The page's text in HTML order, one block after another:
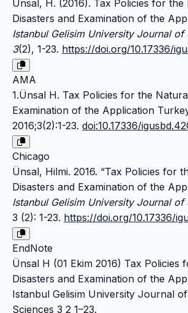
Ünsal, H. (2016). Tax Policies for the
Disasters and Examination of the
Istanbul Gelisim University Journal of
3(2), 1-23. https://doi.org/10.17336/
AMA
1.Ünsal H. Tax Policies for the
Examination of the Application
2016;3(2):1-23. doi:10.17336/
Chicago
Ünsal, Hilmi. 2016. “Tax Policies for
Disasters and Examination of the
Istanbul Gelisim University Journal of
3 (2): 1-23. https://doi.org/10.17336/
EndNote
Ünsal H (01 Ekim 2016) Tax Policies
Disasters and Examination of the
Istanbul Gelisim University Journal
Sciences 3 2 1–23.